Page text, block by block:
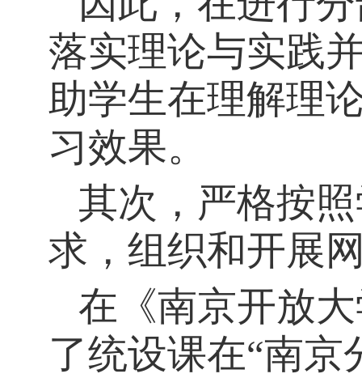
落实理论与实践
助学生在理解理
习效果。
其次，严格按
求，组织和开展
在《南京开放
了统设课在“南京